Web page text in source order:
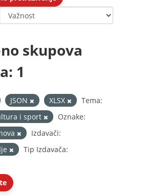
skupova
1
JSON XLSX
Tema:
i sport
Oznake:
Izdavači:
Tip Izdavača: